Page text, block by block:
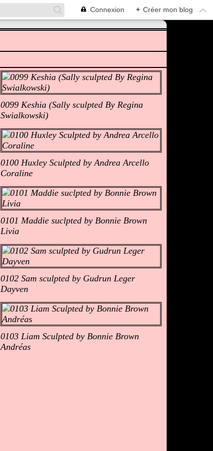
Connexion + Créer mon blog
0099 Keshia (Sally sculpted By Regina
Swialkowski)
0100 Huxley Sculpted by Andrea Arcello
Coraline
0101 Maddie suclpted by Bonnie Brown
Livia
0102 Sam sculpted by Gudrun Leger
Dayven
0103 Liam Sculpted by Bonnie Brown
Andréas